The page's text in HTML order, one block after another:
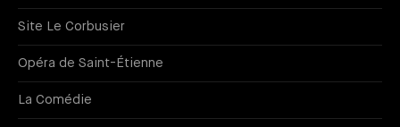
Site Le Corbusier
Opéra de Saint-Étienne
La Comédie